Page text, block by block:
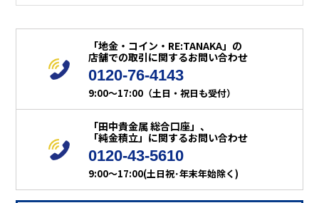
「地金・コイン・RE:TANAKA」の
店舗での取引に関するお問い合わせ
0120-76-4143
9:00～17:00（土日・祝日も受付）
「田中貴金属 総合口座」、
「純金積立」に関するお問い合わせ
0120-43-5610
9:00～17:00(土日祝･年末年始除く)